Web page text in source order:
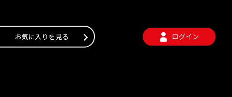
お気に入りを見る ログイン